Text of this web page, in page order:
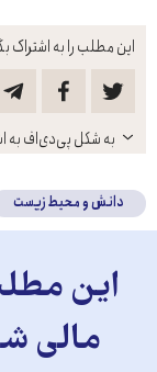
این مطلب را به اشتراک
باز
کنید
به شکل پی‌دی‌اف به
دانش و محیط زیست
این
مالی